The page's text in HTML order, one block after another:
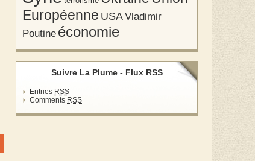
Européenne USAVladimir
Poutine économie
Suivre La Plume - Flux RSS
Entries RSS
Comments RSS